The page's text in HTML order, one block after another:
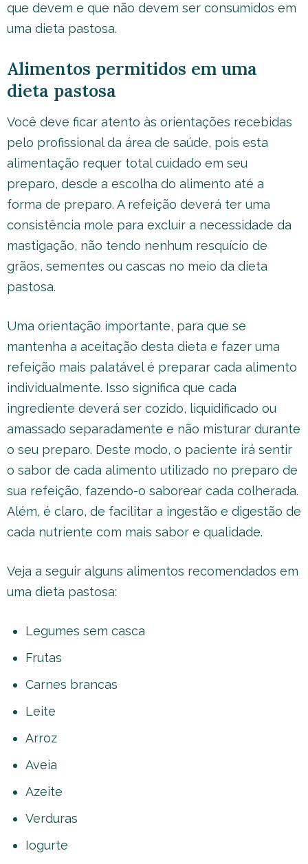
que devem e que não devem ser consumidos em
uma dieta pastosa.
Alimentos permitidos em uma
dieta pastosa
Você deve ficar atento às orientações recebidas
pelo profissional da área de saúde, pois esta
alimentação requer total cuidado em seu
preparo, desde a escolha do alimento até a
forma de preparo. A refeição deverá ter uma
consistência mole para excluir a necessidade da
mastigação, não tendo nenhum resquício de
grãos, sementes ou cascas no meio da dieta
pastosa.
Uma orientação importante, para que se
mantenha a aceitação desta dieta e fazer uma
refeição mais palatável é preparar cada alimento
individualmente. Isso significa que cada
ingrediente deverá ser cozido, liquidificado ou
amassado separadamente e não misturar durante
o seu preparo. Deste modo, o paciente irá sentir
o sabor de cada alimento utilizado no preparo de
sua refeição, fazendo-o saborear cada colherada.
Além, é claro, de facilitar a ingestão e digestão de
cada nutriente com mais sabor e qualidade.
Veja a seguir alguns alimentos recomendados em
uma dieta pastosa:
Legumes sem casca
Frutas
Carnes brancas
Leite
Arroz
Aveia
Azeite
Verduras
Iogurte